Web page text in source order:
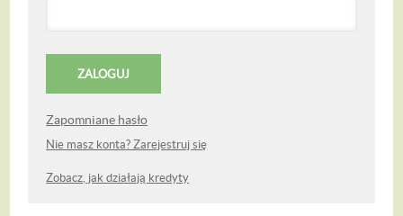
Zapomniane hasło
Nie masz konta? Zarejestruj się
Zobacz, jak działają kredyty